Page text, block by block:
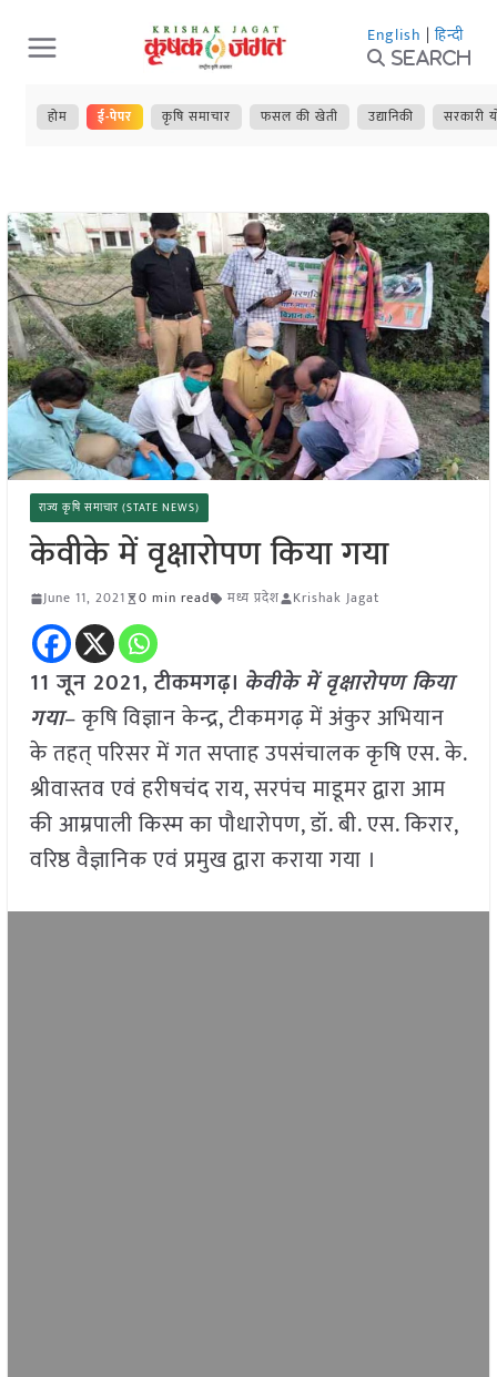
Skip
to
content
English | हिन्दी
Search
होम ई-पेपर कृषि समाचार फसल की खेती उद्यानिकी सरकारी
राज्य कृषि समाचार (STATE NEWS)
केवीके में वृक्षारोपण किया गया
June 11, 2021 0 min read मध्य प्रदेश Krishak Jagat
11 जून 2021,टीकमगढ़। केवीके में वृक्षारोपण किया
गया– कृषि विज्ञान केन्द्र, टीकमगढ़ में अंकुर अभियान
के तहत् परिसर में गत सप्ताह उपसंचालक कृषि एस. के.
श्रीवास्तव एवं हरीषचंद राय, सरपंच माडूमर द्वारा आम
की आम्रपाली किस्म का पौधारोपण, डॉ. बी. एस. किरार,
वरिष्ठ वैज्ञानिक एवं प्रमुख द्वारा कराया गया ।